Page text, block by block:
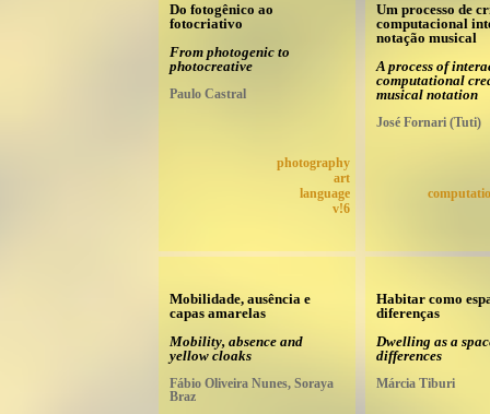
Do fotogênico ao
fotocriativo
From photogenic to
photocreative
Paulo Castral
photography
art
language
v!6
Um processo de
computacional
notação musical
A process of
computational
musical notation
José Fornari (Tuti)
Mobilidade, ausência e
capas amarelas
Mobility, absence and
yellow cloaks
Fábio Oliveira Nunes, Soraya
Braz
Habitar como
diferenças
Dwelling as a
differences
Márcia Tiburi